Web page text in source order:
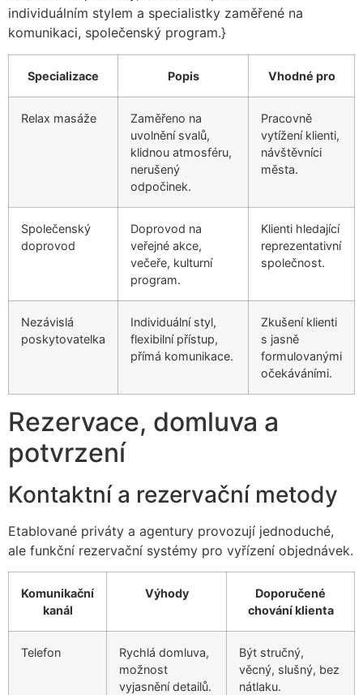
individuálním stylem a specialistky zaměřené na
komunikaci, společenský program.}
Specializace Popis Vhodné pro
Relax masáže
Zaměřeno na
uvolnění svalů,
klidnou atmosféru,
nerušený
odpočinek.
Pracovně
vytížení klienti,
návštěvníci
města.
Společenský
doprovod
Doprovod na
veřejné akce,
večeře, kulturní
program.
Klienti hledající
reprezentativní
společnost.
Nezávislá
poskytovatelka
Individuální styl,
flexibilní přístup,
přímá komunikace.
Zkušení klienti
s jasně
formulovanými
očekáváními.
Rezervace, domluva a
potvrzení
Kontaktní a rezervační metody
Etablované priváty a agentury provozují jednoduché,
ale funkční rezervační systémy pro vyřízení objednávek.
Komunikační
kanál
Výhody
Doporučené
chování klienta
Telefon
Rychlá domluva,
možnost
vyjasnění detailů.
Být stručný,
věcný, slušný, bez
nátlaku.